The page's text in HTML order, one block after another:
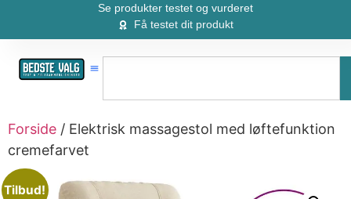
Se produkter testet og vurderet
Få testet dit produkt
Forside / Elektrisk massagestol med løftefunktion
cremefarvet
Tilbud!